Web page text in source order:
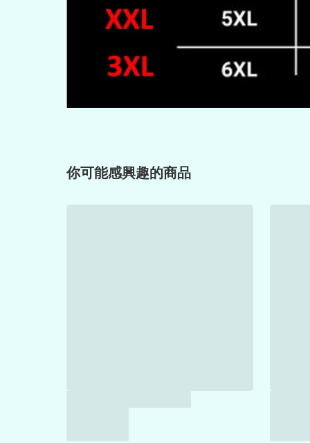
你可能感興趣的商品